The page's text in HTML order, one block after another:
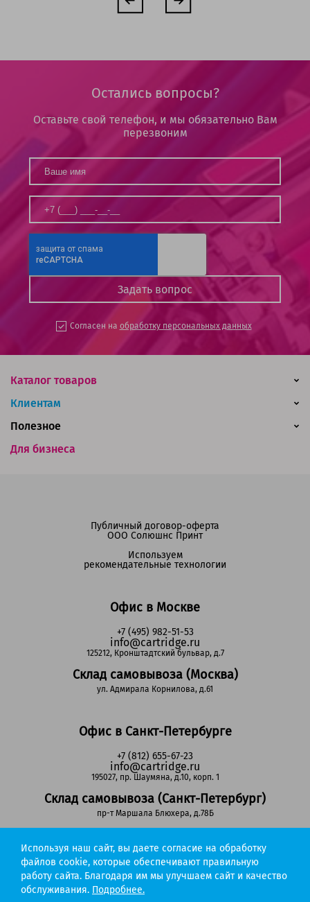
Остались вопросы?
Оставьте свой телефон, и мы обязательно Вам
перезвоним
Согласен на обработку персональных данных
Каталог товаров
Клиентам
Для бизнеса
Полезное
Офис в Москве
+7 (495) 982-51-53
info@cartridge.ru
125212, Кронштадтский бульвар, д.7
Склад самовывоза (Москва)
ул. Адмирала Корнилова, д.61
Офис в Санкт-Петербурге
+7 (812) 655-67-23
info@cartridge.ru
195027, пр. Шаумяна, д.10, корп. 1
Склад самовывоза (Санкт-Петербург)
пр-т Маршала Блюхера, д.78Б
Регионы РФ
8-800-302-51-53
(звонок бесплатный)
Публичный договор-оферта
ООО Солюшнс Принт
Используем
рекомендательные технологии
Используя наш сайт, вы даете согласие на обработку
файлов cookie, которые обеспечивают правильную
работу сайта. Благодаря им мы улучшаем сайт и качество
обслуживания. Подробнее.